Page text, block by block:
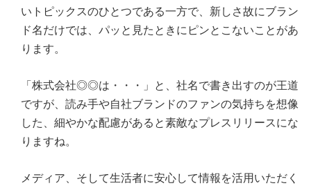
いトピックスのひとつである一方で、新しさ故にブラン
ド名だけでは、パッと見たときにピンとこないことがあ
ります。
「株式会社◎◎は・・・」と、社名で書き出すのが王道
ですが、 読み手や自社ブランドのファンの気持ちを想像
した、細やかな配慮があると素敵なプレスリリースにな
りますね。
メディア、そして生活者に安心して情報を活用いただく